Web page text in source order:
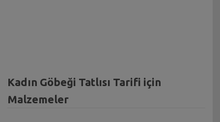
Kadın Göbeği Tatlısı Tarifi için
Malzemeler